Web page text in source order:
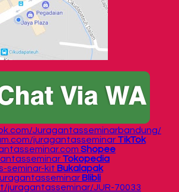
Juragantasseminarbandung/
juragantasseminar TikTok
Shopee
Tokopedia
seminar-kit Bukalapak
Blibli
juragantasseminar/JUR-70033